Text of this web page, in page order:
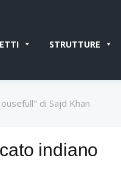
STRUTTURE
di Sajd Khan
indiano